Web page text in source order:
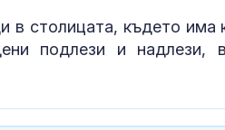
столицата, където има
подлези и надлези,
Край на двойното
обозначаване на